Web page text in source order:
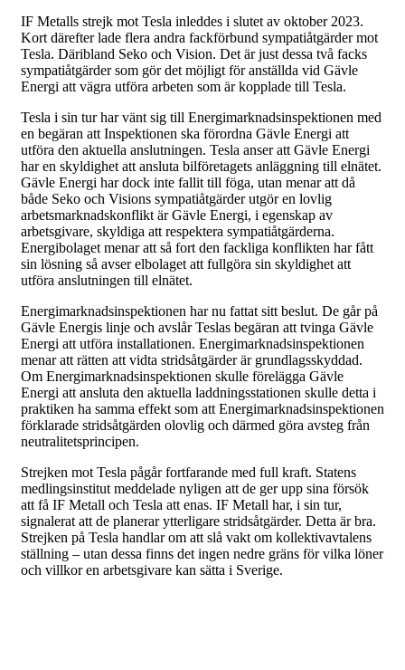
IF Metalls strejk mot Tesla inleddes i slutet av oktober 2023.
Kort därefter lade flera andra fackförbund sympatiåtgärder mot
Tesla. Däribland Seko och Vision. Det är just dessa två facks
sympatiåtgärder som gör det möjligt för anställda vid Gävle
Energi att vägra utföra arbeten som är kopplade till Tesla.
Tesla i sin tur har vänt sig till Energimarknadsinspektionen med
en begäran att Inspektionen ska förordna Gävle Energi att
utföra den aktuella anslutningen. Tesla anser att Gävle Energi
har en skyldighet att ansluta bilföretagets anläggning till elnätet.
Gävle Energi har dock inte fallit till föga, utan menar att då
både Seko och Visions sympatiåtgärder utgör en lovlig
arbetsmarknadskonflikt är Gävle Energi, i egenskap av
arbetsgivare, skyldiga att respektera sympatiåtgärderna.
Energibolaget menar att så fort den fackliga konflikten har fått
sin lösning så avser elbolaget att fullgöra sin skyldighet att
utföra anslutningen till elnätet.
Energimarknadsinspektionen har nu fattat sitt beslut. De går på
Gävle Energis linje och avslår Teslas begäran att tvinga Gävle
Energi att utföra installationen. Energimarknadsinspektionen
menar att rätten att vidta stridsåtgärder är grundlagsskyddad.
Om Energimarknadsinspektionen skulle förelägga Gävle
Energi att ansluta den aktuella laddningsstationen skulle detta i
praktiken ha samma effekt som att Energimarknadsinspektionen
förklarade stridsåtgärden olovlig och därmed göra avsteg från
neutralitetsprincipen.
Strejken mot Tesla pågår fortfarande med full kraft. Statens
medlingsinstitut meddelade nyligen att de ger upp sina försök
att få IF Metall och Tesla att enas. IF Metall har, i sin tur,
signalerat att de planerar ytterligare stridsåtgärder. Detta är bra.
Strejken på Tesla handlar om att slå vakt om kollektivavtalens
ställning – utan dessa finns det ingen nedre gräns för vilka löner
och villkor en arbetsgivare kan sätta i Sverige.